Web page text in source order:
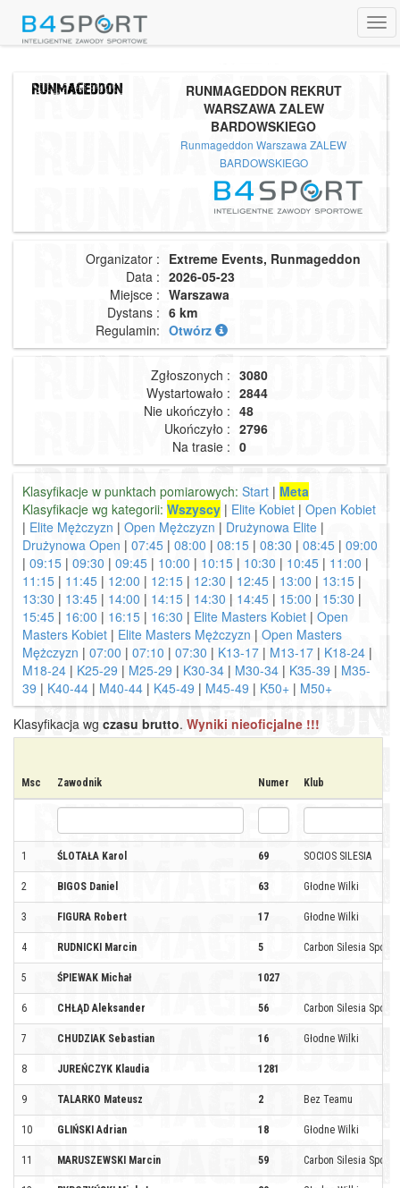
RUNMAGEDDON REKRUT
WARSZAWA ZALEW
BARDOWSKIEGO
Runmageddon Warszawa ZALEW
BARDOWSKIEGO
Organizator : Extreme Events, Runmageddon
Data : 2026-05-23
Miejsce : Warszawa
Dystans : 6 km
Regulamin: Otwórz
Zgłoszonych : 3080
Wystartowało : 2844
Nie ukończyło : 48
Ukończyło : 2796
Na trasie : 0
Klasyfikacje w punktach pomiarowych: Start | Meta
Klasyfikacje wg kategorii: Wszyscy | Elite Kobiet | Open Kobiet
| Elite Mężczyzn | Open Mężczyzn | Drużynowa Elite |
Drużynowa Open | 07:45 | 08:00 | 08:15 | 08:30 | 08:45 | 09:00
| 09:15 | 09:30 | 09:45 | 10:00 | 10:15 | 10:30 | 10:45 | 11:00 |
11:15 | 11:45 | 12:00 | 12:15 | 12:30 | 12:45 | 13:00 | 13:15 |
13:30 | 13:45 | 14:00 | 14:15 | 14:30 | 14:45 | 15:00 | 15:30 |
15:45 | 16:00 | 16:15 | 16:30 | Elite Masters Kobiet | Open
Masters Kobiet | Elite Masters Mężczyzn | Open Masters
Mężczyzn | 07:00 | 07:10 | 07:30 | K13-17 | M13-17 | K18-24 |
M18-24 | K25-29 | M25-29 | K30-34 | M30-34 | K35-39 | M35-
39 | K40-44 | M40-44 | K45-49 | M45-49 | K50+ | M50+
Klasyfikacja wg czasu brutto. Wyniki nieoficjalne !!!
Msc Zawodnik Numer Klub
1 ŚLOTAŁA Karol 69 SOCIOS SILESIA
2 BIGOS Daniel 63 Głodne Wilki
3 FIGURA Robert 17 Głodne Wilki
4 RUDNICKI Marcin 5 Carbon Silesia Sport
5 ŚPIEWAK Michał 1027
6 CHŁĄD Aleksander 56 Carbon Silesia Sport
7 CHUDZIAK Sebastian 16 Głodne Wilki
8 JUREŃCZYK Klaudia 1281
9 TALARKO Mateusz 2 Bez Teamu
10 GLIŃSKI Adrian 18 Głodne Wilki
11 MARUSZEWSKI Marcin 59 Carbon Silesia Sport